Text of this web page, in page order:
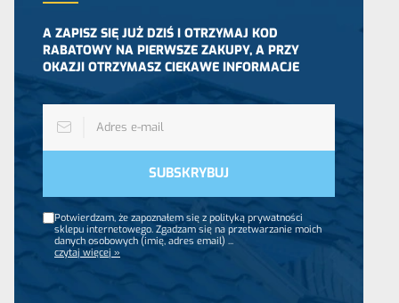
A ZAPISZ SIĘ JUŻ DZIŚ I OTRZYMAJ KOD
RABATOWY NA PIERWSZE ZAKUPY, A PRZY
OKAZJI OTRZYMASZ CIEKAWE INFORMACJE
Potwierdzam, że zapoznałem się z polityką prywatności
sklepu internetowego. Zgadzam się na przetwarzanie moich
danych osobowych (imię, adres email) ...
czytaj więcej »